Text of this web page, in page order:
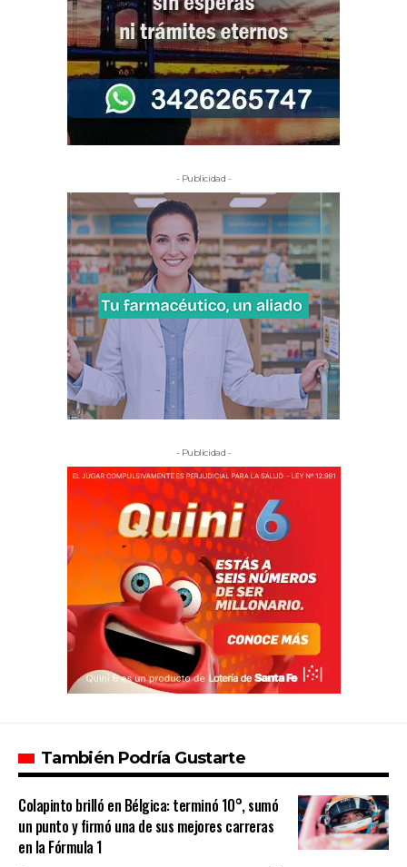
- Publicidad -
- Publicidad -
También Podría Gustarte
Colapinto brilló en Bélgica: terminó 10°, sumó
un punto y firmó una de sus mejores carreras
en la Fórmula 1